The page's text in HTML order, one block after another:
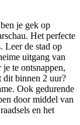
je gek op
Het perfecte
Leer de stad op
uitgang van
te ontsnappen,
dit binnen 2 uur?
Ook gedurende
door middel van
en het